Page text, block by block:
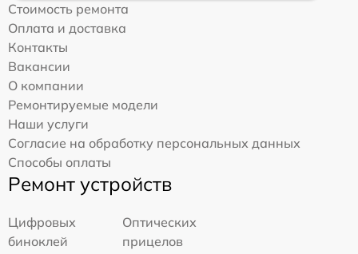
Стоимость ремонта
Оплата и доставка
Контакты
Вакансии
О компании
Ремонтируемые модели
Наши услуги
Согласие на обработку персональных данных
Способы оплаты
Ремонт устройств
Цифровых
биноклей
Оптических
прицелов